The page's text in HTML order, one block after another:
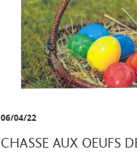
06/04/22
CHASSE AUX OEUFS